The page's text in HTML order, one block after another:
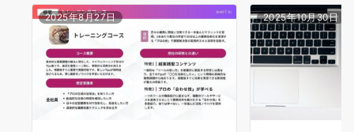
2025年8月27日 2025年10月30日